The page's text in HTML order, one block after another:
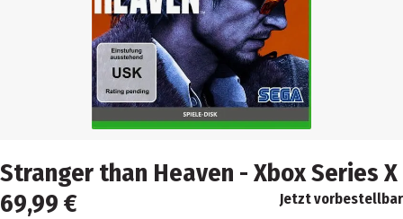
Stranger than Heaven - Xbox Series X
69,99 €
Jetzt vorbestellbar